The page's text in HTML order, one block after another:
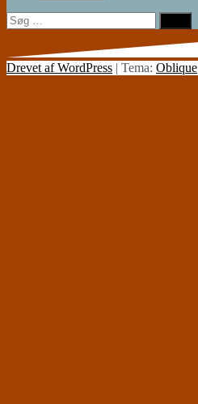
Søg
efter:
Drevet af WordPress | Tema: Oblique